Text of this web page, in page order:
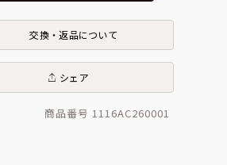
交換・返品について
シェア
商品番号 1116AC260001